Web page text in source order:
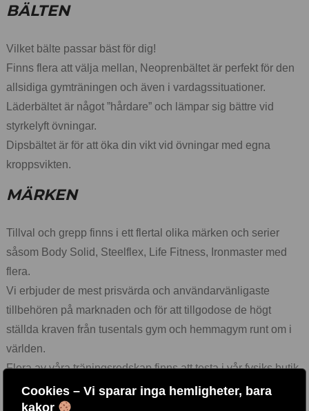
Cookies – Vi sparar inga hemligheter, bara
kakor
BÄLTEN
Vilket bälte passar bäst för dig!
Finns flera att välja mellan, Neoprenbältet är perfekt för den
allsidiga gymträningen och även i vardagssituationer.
Läderbältet är något ”hårdare” och lämpar sig bättre vid
styrkelyft övningar.
Dipsbältet är för att öka din vikt vid övningar med egna
kroppsvikten.
MÄRKEN
Tillval och grepp finns i ett flertal olika märken och serier
såsom Body Solid, Steelflex, Life Fitness, Ironmaster med
flera.
Vi erbjuder de mest prisvärda och användarvänligaste
tillbehören på marknaden och för att tillgodose de högt
ställda kraven från tusentals gym och hemmagym runt om i
världen.
Flera av våra träningsredskap finns att testa i vår fysiks butik
i Göteborg, Välkomna!